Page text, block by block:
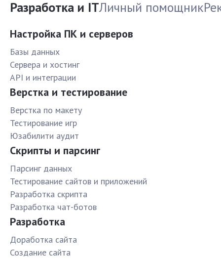
Разработка и ITЛичный помощник
Настройка ПК и серверов
Базы данных
Сервера и хостинг
API и интеграции
Верстка и тестирование
Верстка по макету
Тестирование игр
Юзабилити аудит
Скрипты и парсинг
Парсинг данных
Тестирование сайтов и приложений
Разработка скрипта
Разработка чат-ботов
Разработка
Доработка сайта
Создание сайта